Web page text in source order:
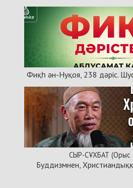
Фиқһ ән-Нуқоя, 238 дәріс.
СЫР-СҰХБАТ (Орыс
Буддизмнен,